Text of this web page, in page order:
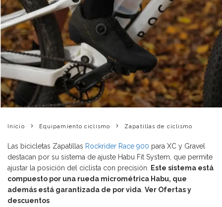
Inicio Equipamiento ciclismo Zapatillas de ciclismo
Las bicicletas Zapatillas Rockrider Race 900 para XC y Gravel
destacan por su sistema de ajuste Habu Fit System, que permite
ajustar la posición del ciclista con precisión.
Este sistema está
compuesto por una rueda micrométrica Habu, que
además está garantizada de por vida Ver Ofertas y
descuentos